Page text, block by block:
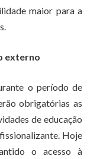
maior para a
externo
o período de
obrigatórias as
de educação
Hoje
o acesso à